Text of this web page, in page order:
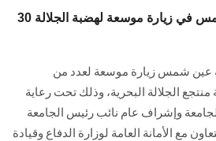
30 من طلاب جامعة عين شمس في زيارة موسعة لهضبة الجلالة
عين شمس زيارة موسعة لعدد من
الجلالة البحرية، وذلك تحت رعاية
وإشراف عام نائب رئيس الجامعة
مع الأمانة العامة لوزارة الدفاع وقيادة